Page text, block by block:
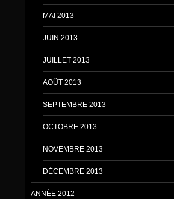
MAI 2013
JUIN 2013
JUILLET 2013
AOÛT 2013
SEPTEMBRE 2013
OCTOBRE 2013
NOVEMBRE 2013
DÉCEMBRE 2013
ANNÉE 2012